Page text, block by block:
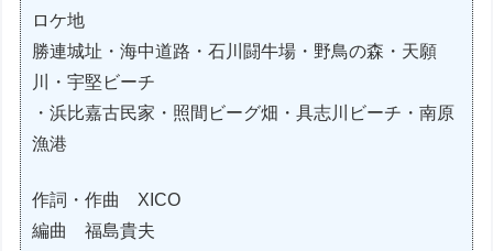
ロケ地
勝連城址・海中道路・石川闘牛場・野鳥の森・天願
川・宇堅ビーチ
・浜比嘉古民家・照間ビーグ畑・具志川ビーチ・南原
漁港
作詞・作曲 XICO
編曲 福島貴夫